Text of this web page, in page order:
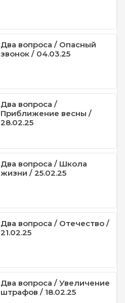
Два вопроса / Опасный
звонок / 04.03.25
Два вопроса /
Приближение весны /
28.02.25
Два вопроса / Школа
жизни / 25.02.25
Два вопроса / Отечество /
21.02.25
Два вопроса / Увеличение
штрафов / 18.02.25